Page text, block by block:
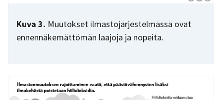
Kuva 3. Muutokset ilmastojärjestelmässä ovat
ennennäkemättömän laajoja ja nopeita.